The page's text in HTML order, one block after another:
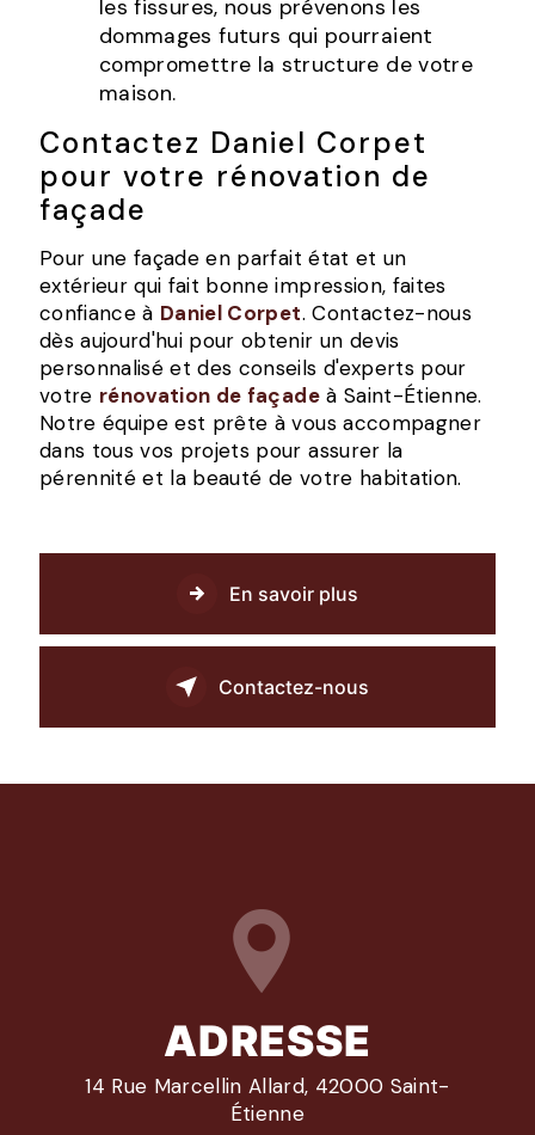
les fissures, nous prévenons les
dommages futurs qui pourraient
compromettre la structure de votre
maison.
Contactez Daniel Corpet
pour votre rénovation de
façade
Pour une façade en parfait état et un
extérieur qui fait bonne impression, faites
confiance à Daniel Corpet. Contactez-nous
dès aujourd'hui pour obtenir un devis
personnalisé et des conseils d'experts pour
votre rénovation de façadeà Saint-Étienne.
Notre équipe est prête à vous accompagner
dans tous vos projets pour assurer la
pérennité et la beauté de votre habitation.
En savoir plus
Contactez-nous
ADRESSE
14 Rue Marcellin Allard, 42000 Saint-
Étienne